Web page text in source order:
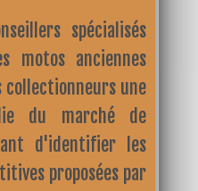
spécialisés
motos anciennes
collectionneurs une
du marché de
d'identifier les
proposées par